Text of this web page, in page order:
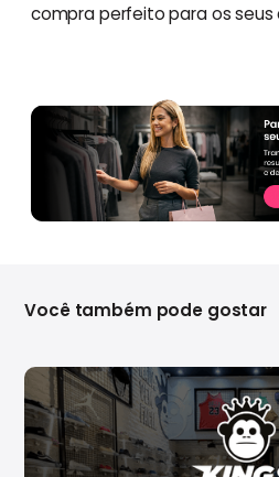
compra perfeito para os seus
Você também pode gostar